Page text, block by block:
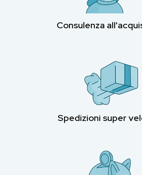
Consulenza
Spedizioni super